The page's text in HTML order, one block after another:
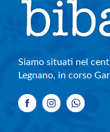
Siamo situati nel
Legnano, in corso